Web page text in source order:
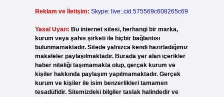
Reklam ve İletişim: Skype: live:.cid.575569c608265c69
Yasal Uyarı: Bu internet sitesi, herhangi bir marka,
kurum veya şahıs şirketi ile hiçbir bağlantısı
bulunmamaktadır. Sitede yalnızca kendi hazırladığımız
makaleler paylaşılmaktadır. Burada yer alan içerikler
haber niteliği taşımamakta olup, gerçek kurum ve
kişiler hakkında paylaşım yapılmamaktadır. Gerçek
kurum ve kişiler ile isim benzerlikleri tamamen
tesadüfidir. Sitemizdeki bilgiler taslak halindedir ve